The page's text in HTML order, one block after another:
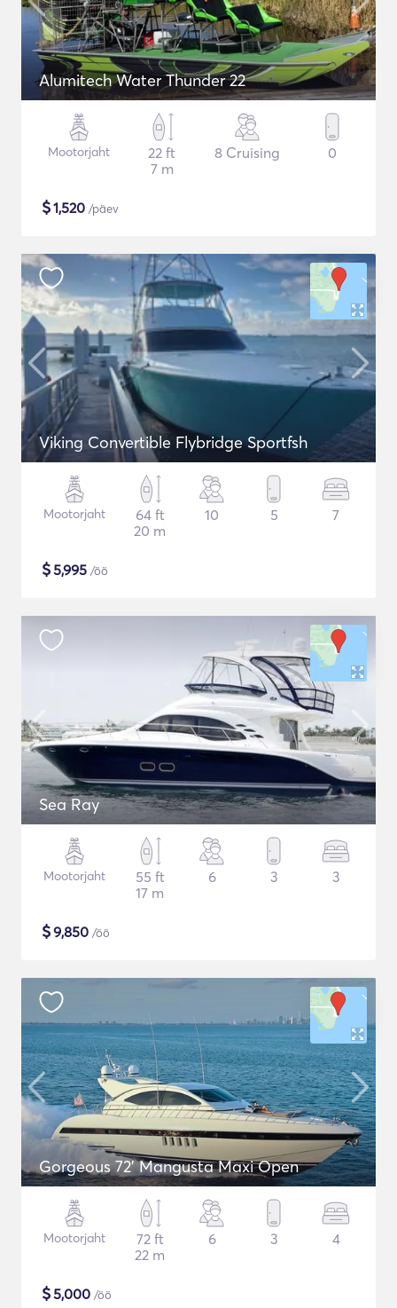
Alumitech Water Thunder 22
Mootorjaht
22 ft
7 m
8 Cruising 0
$1,520 /päev
Viking Convertible Flybridge Sportfsh
Mootorjaht
64 ft
20 m
10 5 7
$5,995 /öö
Sea Ray
Mootorjaht
55 ft
17 m
6 3 3
$9,850 /öö
Gorgeous 72' Mangusta Maxi Open
Mootorjaht
72 ft
22 m
6 3 4
$5,000 /öö